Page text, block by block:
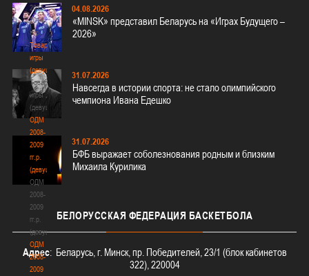
2013-
2014
гг.р.
Товарищеские
игры
(девушки)
Товарищеские
игры
(девушки)
ОДМ
2008-
2009
гг.р.
(девушки)
ОДМ
2008-
2009
гг.р.
(девушки)
ОДМ
2008-
2009
04.08.2026
«MINSK» представил Беларусь на «Играх Будущего –
2026»
31.07.2026
Навсегда в истории спорта: не стало олимпийского
чемпиона Ивана Едешко
31.07.2026
БФБ выражает соболезнования родным и близким
Михаила Курилика
БЕЛОРУССКАЯ ФЕДЕРАЦИЯ БАСКЕТБОЛА
Адрес: Беларусь, г. Минск, пр. Победителей, 23/1 (блок кабинетов
322), 220004